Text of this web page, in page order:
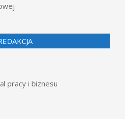
pracy i biznesu